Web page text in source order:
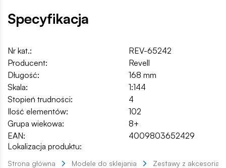
Specyfikacja
Nr kat.:
REV-65242
Producent:
Revell
Długość:
168 mm
Skala:
1:144
Stopień trudności:
4
Ilość elementów:
102
Grupa wiekowa:
8+
EAN:
4009803652429
Lokalizacja produktu:
Strona główna Modele do sklejania Zestawy z akcesoriami